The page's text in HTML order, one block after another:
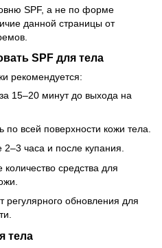
SPF, а не по форме
данной страницы от
SPF для тела
рекомендуется:
15–20 минут до выхода на
всей поверхности кожи тела.
часа и после купания.
количество средства для
регулярного обновления для
тела